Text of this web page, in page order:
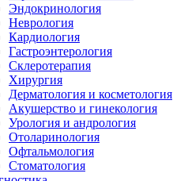
Эндокринология
Неврология
Кардиология
Гастроэнтерология
Склеротерапия
Хирургия
Дерматология и косметология
Акушерство и гинекология
Урология и андрология
Отоларинология
Офтальмология
Стоматология